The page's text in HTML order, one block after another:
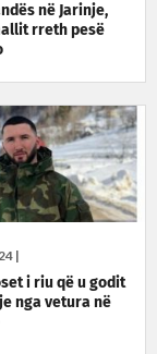
në Jarinje,
rreth pesë
|
i riu që u godit
nga vetura në